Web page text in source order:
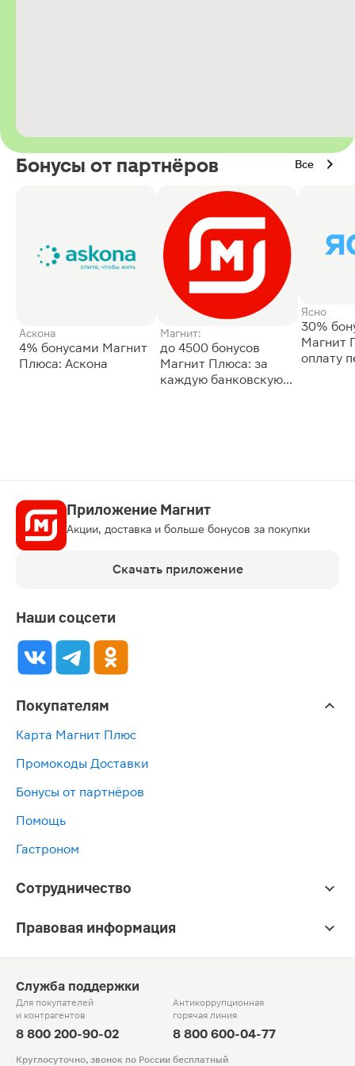
Бонусы от партнёров Все
Аскона
4% бонусами Магнит
Плюса: Аскона
Магнит:
до 4500 бонусов
Магнит Плюса: за
каждую банковскую
Ясно
30%
Магнит
оплату
Приложение Магнит
Акции, доставка и больше бонусов за покупки
Скачать приложение
Наши соцсети
Покупателям
Карта Магнит Плюс
Промокоды Доставки
Бонусы от партнёров
Помощь
Гастроном
Сотрудничество
Правовая информация
Служба поддержки
Для покупателей
и контрагентов
8 800 200-90-02
Антикоррупционная
горячая линия
8 800 600-04-77
Круглосуточно, звонок по России бесплатный